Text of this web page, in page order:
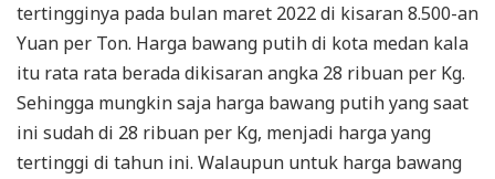
tertingginya pada bulan maret 2022 di kisaran 8.500-an
Yuan per Ton. Harga bawang putih di kota medan kala
itu rata rata berada dikisaran angka 28 ribuan per Kg.
Sehingga mungkin saja harga bawang putih yang saat
ini sudah di 28 ribuan per Kg, menjadi harga yang
tertinggi di tahun ini. Walaupun untuk harga bawang